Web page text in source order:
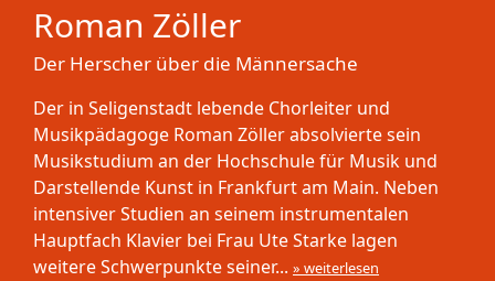
Roman Zöller
Der Herscher über die Männersache
Der in Seligenstadt lebende Chorleiter und
Musikpädagoge Roman Zöller absolvierte sein
Musikstudium an der Hochschule für Musik und
Darstellende Kunst in Frankfurt am Main. Neben
intensiver Studien an seinem instrumentalen
Hauptfach Klavier bei Frau Ute Starke lagen
weitere Schwerpunkte seiner... » weiterlesen